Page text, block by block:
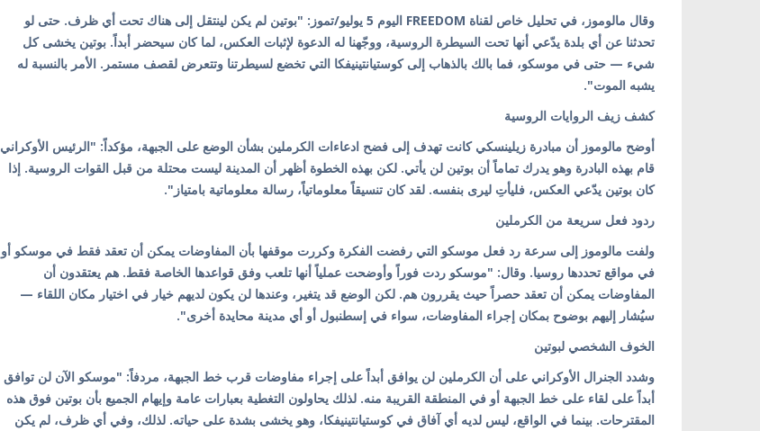
وقال مالوموز، في تحليل خاص لقناة FREEDOM اليوم 5 يوليو/تموز: "بوتين لم يكن لينتقل إلى هناك تحت أي ظرف. حتى لو
تحدثنا عن أي بلدة يدّعي أنها تحت السيطرة الروسية، ووجّهنا له الدعوة لإثبات العكس، لما كان سيحضر أبداً. بوتين يخشى كل
شيء — حتى في موسكو، فما بالك بالذهاب إلى كوستيانتينيفكا التي تخضع لسيطرتنا وتتعرض لقصف مستمر. الأمر بالنسبة له
يشبه الموت".
كشف زيف الروايات الروسية
أوضح مالوموز أن مبادرة زيلينسكي كانت تهدف إلى فضح ادعاءات الكرملين بشأن الوضع على الجبهة، مؤكداً: "الرئيس الأوكراني
قام بهذه البادرة وهو يدرك تماماً أن بوتين لن يأتي. لكن بهذه الخطوة أظهر أن المدينة ليست محتلة من قبل القوات الروسية. إذا
كان بوتين يدّعي العكس، فليأتِ ليرى بنفسه. لقد كان تنسيقاً معلوماتياً، رسالة معلوماتية بامتياز".
ردود فعل سريعة من الكرملين
ولفت مالوموز إلى سرعة رد فعل موسكو التي رفضت الفكرة وكررت موقفها بأن المفاوضات يمكن أن تعقد فقط في موسكو أو
في مواقع تحددها روسيا. وقال: "موسكو ردت فوراً وأوضحت عملياً أنها تلعب وفق قواعدها الخاصة فقط. هم يعتقدون أن
المفاوضات يمكن أن تعقد حصراً حيث يقررون هم. لكن الوضع قد يتغير، وعندها لن يكون لديهم خيار في اختيار مكان اللقاء —
سيُشار إليهم بوضوح بمكان إجراء المفاوضات، سواء في إسطنبول أو أي مدينة محايدة أخرى".
الخوف الشخصي لبوتين
وشدد الجنرال الأوكراني على أن الكرملين لن يوافق أبداً على إجراء مفاوضات قرب خط الجبهة، مردفاً: "موسكو الآن لن توافق
أبداً على لقاء على خط الجبهة أو في المنطقة القريبة منه. لذلك يحاولون التغطية بعبارات عامة وإيهام الجميع بأن بوتين فوق هذه
المقترحات. بينما في الواقع، ليس لديه أي آفاق في كوستيانتينيفكا، وهو يخشى بشدة على حياته. لذلك، وفي أي ظرف، لم يكن